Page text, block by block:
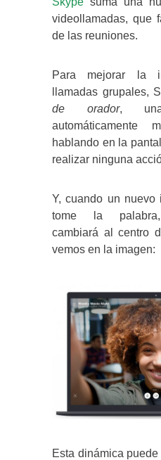
videollamadas, que
de las reuniones.
Para mejorar la
llamadas grupales,
de orador,
automáticamente
hablando en la
realizar ninguna
Y, cuando un nuevo
tome la palabra,
cambiará al centro
vemos en la imagen:
Esta dinámica